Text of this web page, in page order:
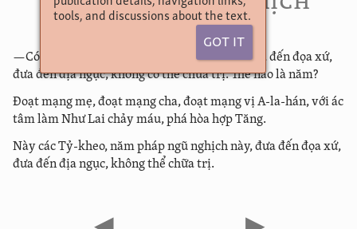
tools, and discussions about the text.
Got It
—Có năm nghịch tội này, này các Tỷ-kheo, đưa đến đọa xứ,
đưa đến địa ngục, không có thể chữa trị. Thế nào là năm?
Ðoạt mạng mẹ, đoạt mạng cha, đoạt mạng vị A-la-hán, với ác
tâm làm Như Lai chảy máu, phá hòa hợp Tăng.
Này các Tỷ-kheo, năm pháp ngũ nghịch này, đưa đến đọa xứ,
đưa đến địa ngục, không thể chữa trị.